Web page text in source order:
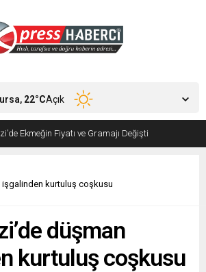
Ekmeğin Fiyatı ve Gramajı Değişti
22°CAçık
işgalinden kurtuluş coşkusu
düşman
kurtuluş coşkusu